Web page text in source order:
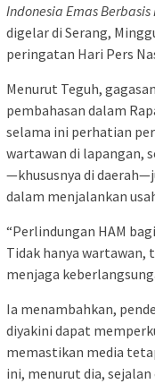
Indonesia Emas
digelar di Serang,
peringatan Hari Pers
Menurut Teguh,
pembahasan dalam
selama ini perhatian
wartawan di lapangan,
—khususnya di
dalam menjalankan
“Perlindungan HAM
Tidak hanya wartawan,
menjaga
Ia menambahkan,
diyakini dapat
memastikan media
ini, menurut dia,